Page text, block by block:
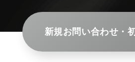
新規お問い合わせ・